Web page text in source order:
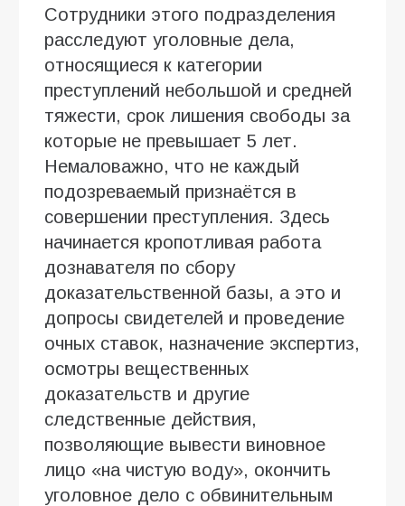
Сотрудники этого подразделения
расследуют уголовные дела,
относящиеся к категории
преступлений небольшой и средней
тяжести, срок лишения свободы за
которые не превышает 5 лет.
Немаловажно, что не каждый
подозреваемый признаётся в
совершении преступления. Здесь
начинается кропотливая работа
дознавателя по сбору
доказательственной базы, а это и
допросы свидетелей и проведение
очных ставок, назначение экспертиз,
осмотры вещественных
доказательств и другие
следственные действия,
позволяющие вывести виновное
лицо «на чистую воду», окончить
уголовное дело с обвинительным